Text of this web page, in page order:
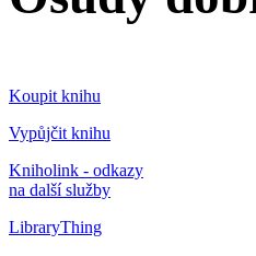
Koupit knihu
Vypůjčit knihu
Kniholink - odkazy
na další služby
LibraryThing